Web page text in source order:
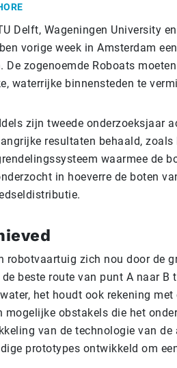
Delft, Wageningen University
vorige week in Amsterdam
De zogenoemde Roboats
waterrijke binnensteden te
zijn tweede onderzoeksjaar
resultaten behaald,
waarmee de
in hoeverre de boten
robotvaartuig zich nou door de
beste route van punt A naar B
het houdt ook rekening
mogelijke obstakels die het
van de technologie van
prototypes ontwikkeld om